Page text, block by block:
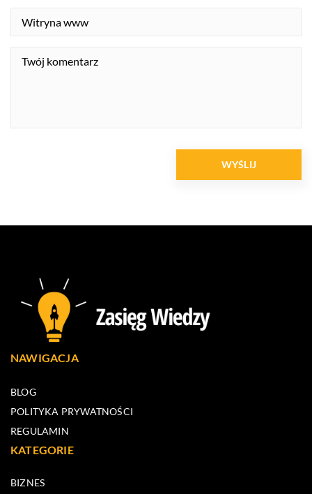
NAWIGACJA
BLOG
POLITYKA PRYWATNOŚCI
REGULAMIN
KATEGORIE
BIZNES